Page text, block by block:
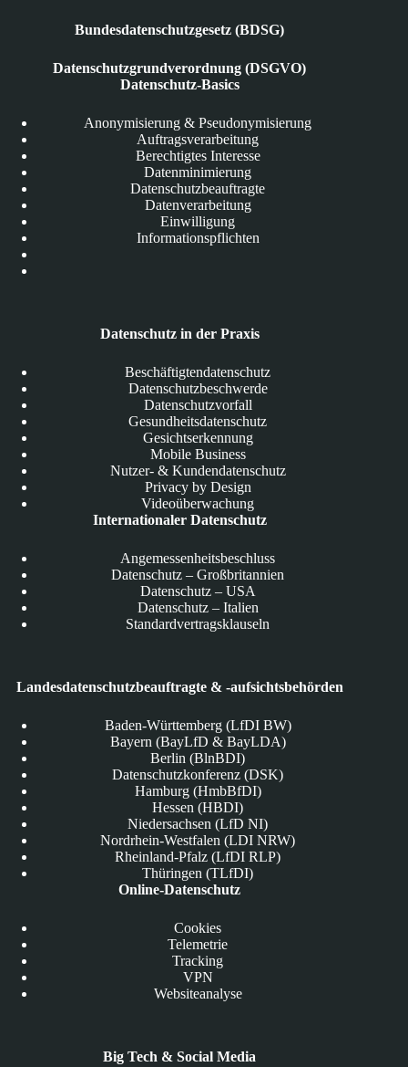
Bundesdatenschutzgesetz (BDSG)
Datenschutzgrundverordnung (DSGVO)
Datenschutz-Basics
Anonymisierung & Pseudonymisierung
Auftragsverarbeitung
Berechtigtes Interesse
Datenminimierung
Datenschutzbeauftragte
Datenverarbeitung
Einwilligung
Informationspflichten
Datenschutz in der Praxis
Beschäftigtendatenschutz
Datenschutzbeschwerde
Datenschutzvorfall
Gesundheitsdatenschutz
Gesichtserkennung
Mobile Business
Nutzer- & Kundendatenschutz
Privacy by Design
Videoüberwachung
Internationaler Datenschutz
Angemessenheitsbeschluss
Datenschutz – Großbritannien
Datenschutz – USA
Datenschutz – Italien
Standardvertragsklauseln
Landesdatenschutzbeauftragte & -aufsichtsbehörden
Baden-Württemberg (LfDI BW)
Bayern (BayLfD & BayLDA)
Berlin (BlnBDI)
Datenschutzkonferenz (DSK)
Hamburg (HmbBfDI)
Hessen (HBDI)
Niedersachsen (LfD NI)
Nordrhein-Westfalen (LDI NRW)
Rheinland-Pfalz (LfDI RLP)
Thüringen (TLfDI)
Online-Datenschutz
Cookies
Telemetrie
Tracking
VPN
Websiteanalyse
Big Tech & Social Media